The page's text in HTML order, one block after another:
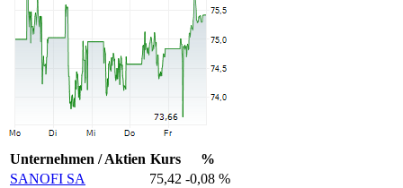
Unternehmen / Aktien Kurs
%
SANOFI SA
75,42 -0,08 %